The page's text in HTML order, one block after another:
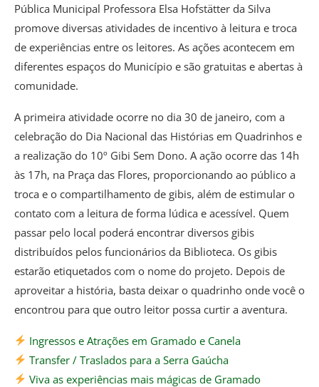
Pública Municipal Professora Elsa Hofstätter da Silva
promove diversas atividades de incentivo à leitura e troca
de experiências entre os leitores. As ações acontecem em
diferentes espaços do Município e são gratuitas e abertas à
comunidade.
A primeira atividade ocorre no dia 30 de janeiro, com a
celebração do Dia Nacional das Histórias em Quadrinhos e
a realização do 10º Gibi Sem Dono. A ação ocorre das 14h
às 17h, na Praça das Flores, proporcionando ao público a
troca e o compartilhamento de gibis, além de estimular o
contato com a leitura de forma lúdica e acessível. Quem
passar pelo local poderá encontrar diversos gibis
distribuídos pelos funcionários da Biblioteca. Os gibis
estarão etiquetados com o nome do projeto. Depois de
aproveitar a história, basta deixar o quadrinho onde você o
encontrou para que outro leitor possa curtir a aventura.
Ingressos e Atrações em Gramado e Canela
Transfer / Traslados para a Serra Gaúcha
Viva as experiências mais mágicas de Gramado